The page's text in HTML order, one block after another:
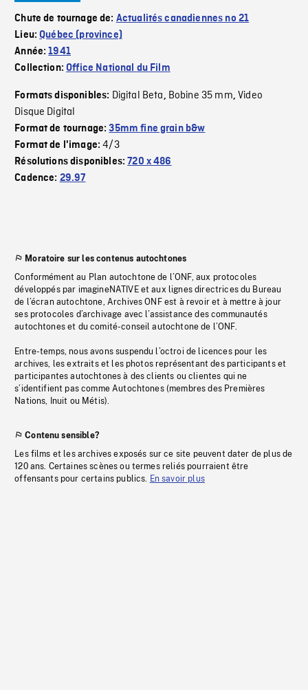
Chute de tournage de: Actualités canadiennes no 21
Lieu:Québec (province)
Année:1941
Collection:Office National du Film
Formats disponibles: Digital Beta, Bobine 35 mm,Video
Disque Digital
Format de tournage:35mm fine grain b&w
Format de l'image:4/3
Résolutions disponibles:720 x 486
Cadence: 29.97
Moratoire sur les contenus autochtones
Conformément au Plan autochtone de l’ONF, aux protocoles
développés par imagineNATIVE et aux lignes directrices du Bureau
de l’écran autochtone, Archives ONF est à revoir et à mettre à jour
ses protocoles d’archivage avec l’assistance des communautés
autochtones et du comité-conseil autochtone de l’ONF.
Entre-temps, nous avons suspendu l’octroi de licences pour les
archives, les extraits et les photos représentant des participants et
participantes autochtones à des clients ou clientes qui ne
s’identifient pas comme Autochtones (membres des Premières
Nations, Inuit ou Métis).
Contenu sensible?
Les films et les archives exposés sur ce site peuvent dater de plus de
120 ans. Certaines scènes ou termes reliés pourraient être
offensants pour certains publics. En savoir plus